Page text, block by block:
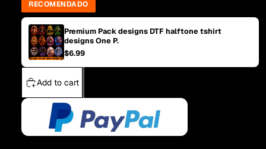
RECOMENDADO
Premium Pack designs DTF halftone tshirt
designs One P.
$6.99
Add to cart